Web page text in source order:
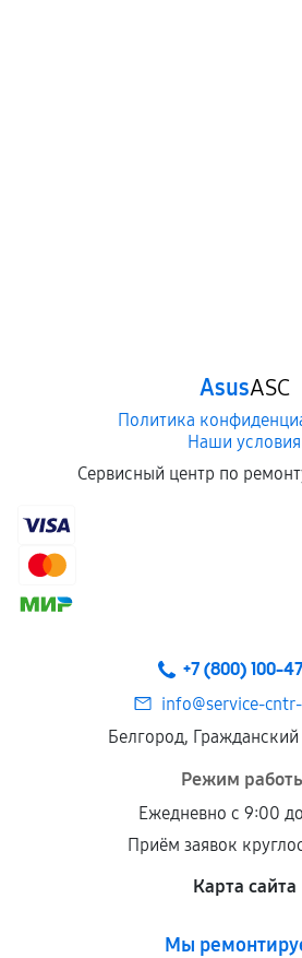
AsusASC
Политика
Наши условия
Сервисный центр по
+7 (800) 100-
info@service-
Белгород, Гражданский
Режим
Ежедневно с 9:00
Приём заявок
Карта сайта
Мы